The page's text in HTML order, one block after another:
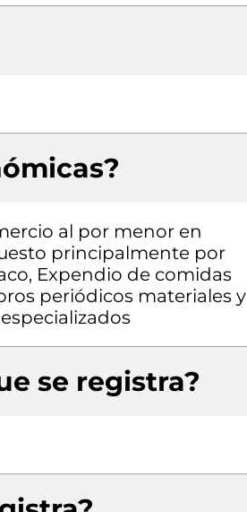
al por menor en
principalmente por
Expendio de comidas
periódicos materiales y
se registra?